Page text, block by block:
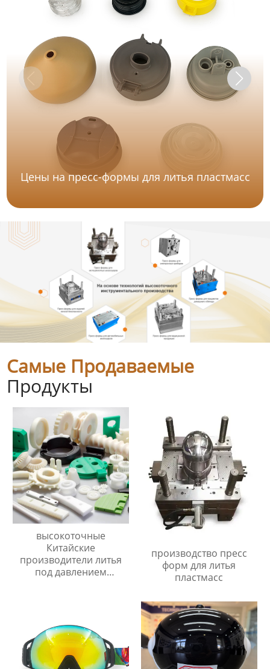
Цены на пресс-формы для литья пластмасс
Самые Продаваемые
Продукты
высокоточные
Китайские
производители литья
под давлением
производство пресс
форм для литья
пластмасс